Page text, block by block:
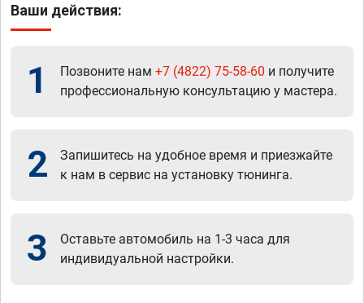
Ваши действия:
1 Позвоните нам +7 (4822) 75-58-60 и получите
профессиональную консультацию у мастера.
2
Запишитесь на удобное время и приезжайте
к нам в сервис на установку тюнинга.
3
Оставьте автомобиль на 1-3 часа для
индивидуальной настройки.